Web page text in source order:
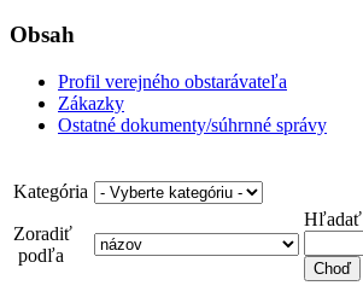
Obsah
Profil verejného obstarávateľa
Zákazky
Ostatné dokumenty/súhrnné správy
Kategória
Zoradiť
podľa
Hľadať